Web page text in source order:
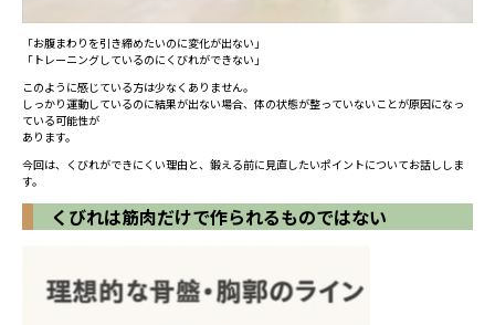
「お腹まわりを引き締めたいのに変化が出ない」
「トレーニングしているのにくびれができない」
このように感じている方は少なくありません。
しっかり運動しているのに結果が出ない場合、体の状態が整っていないことが原因になっ
ている可能性が
あります。
今回は、くびれができにくい理由と、鍛える前に見直したいポイントについてお話ししま
す。
くびれは筋肉だけで作られるものではない